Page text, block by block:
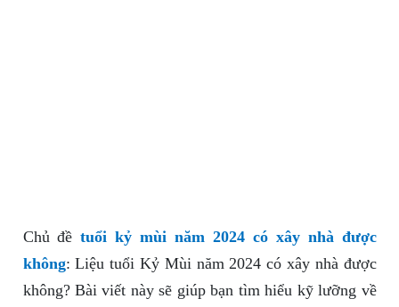
Chủ đềtuổi kỷ mùi năm 2024 có xây nhà được
không: Liệu tuổi Kỷ Mùi năm 2024 có xây nhà được
không? Bài viết này sẽ giúp bạn tìm hiểu kỹ lưỡng về